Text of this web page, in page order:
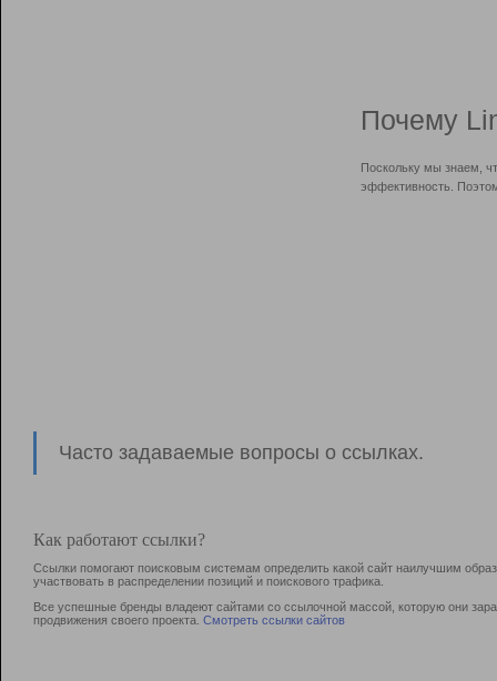
Почему
Поскольку мы знаем,
эффективность.
Часто задаваемые вопросы о ссылках.
Как работают ссылки?
Ссылки помогают поисковым системам определить какой сайт наилучшим
участвовать в раcпределении позиций и поискового трафика.
Все успешные бренды владеют сайтами со ссылочной массой, которую они
продвижения своего проекта. Смотреть ссылки сайтов